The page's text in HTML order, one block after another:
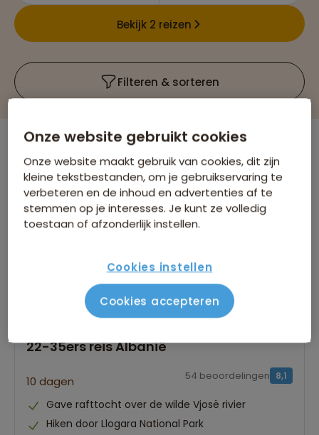
Bekijk 2 reizen
Filteren & sorteren
Er is1reis die voldoet aan jouw wensen
22-35ers reizen Albanië Verwijder alle filters
22-35ers reis Albanië
10 dagen 8,1
54 beoordelingen
Gave rafttocht over de wilde Vjosë rivier
Hiken door Llogara National Park
Onze website gebruikt cookies
Onze website maakt gebruik van cookies, dit zijn
kleine tekstbestanden, om je gebruikservaring te
verbeteren en de inhoud en advertenties af te
stemmen op je interesses. Je kunt ze volledig
toestaan of afzonderlijk instellen.
Cookies instellen
Cookies accepteren